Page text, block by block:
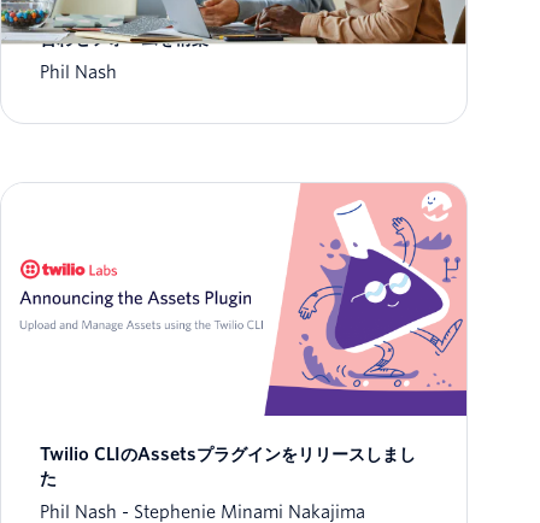
Twilio SendGridとNode.jsを使用してメール問い
合わせフォームを構築
Phil Nash
Twilio CLIのAssetsプラグインをリリースしまし
た
Phil Nash
Stephenie Minami Nakajima